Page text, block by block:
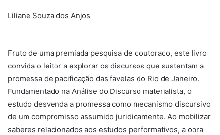
Liliane Souza dos Anjos
Fruto de uma premiada pesquisa de doutorado, este livro
convida o leitor a explorar os discursos que sustentam a
promessa de pacificação das favelas do Rio de Janeiro.
Fundamentado na Análise do Discurso materialista, o
estudo desvenda a promessa como mecanismo discursivo
de um compromisso assumido juridicamente. Ao mobilizar
saberes relacionados aos estudos performativos, a obra